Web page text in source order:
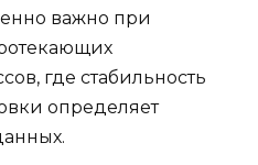
важно при
где стабильность
определяет